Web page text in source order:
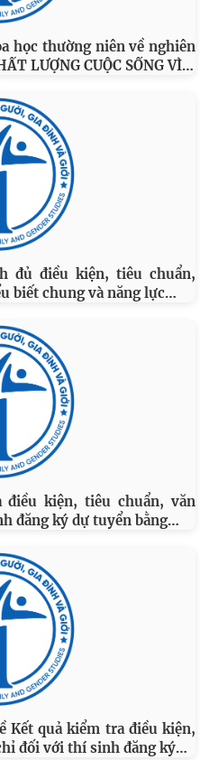
học thường niên về nghiên
LƯỢNG CUỘC SỐNG VÌ…
đủ điều kiện, tiêu chuẩn,
biết chung và năng lực…
điều kiện, tiêu chuẩn, văn
đăng ký dự tuyển bằng…
Kết quả kiểm tra điều kiện,
đối với thí sinh đăng ký…